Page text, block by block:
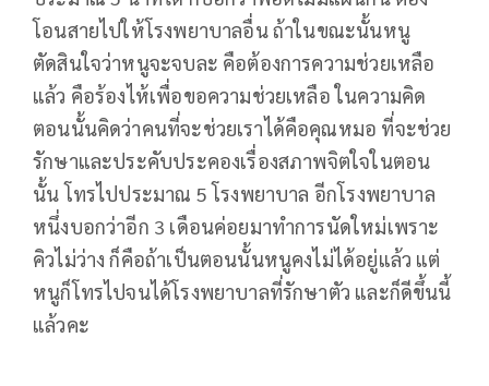
โอนสายไปให้โรงพยาบาลอื่น ถ้าในขณะนั้นหนู
ตัดสินใจว่าหนูจะจบละ คือต้องการความช่วยเหลือ
แล้ว คือร้องไห้เพื่อขอความช่วยเหลือ ในความคิด
ตอนนั้นคิดว่าคนที่จะช่วยเราได้คือคุณหมอ ที่จะช่วย
รักษาและประคับประคองเรื่องสภาพจิตใจในตอน
นั้น โทรไปประมาณ 5 โรงพยาบาล อีกโรงพยาบาล
หนึ่งบอกว่าอีก 3 เดือนค่อยมาทำการนัดใหม่เพราะ
คิวไม่ว่าง ก็คือถ้าเป็นตอนนั้นหนูคงไม่ได้อยู่แล้ว แต่
หนูก็โทรไปจนได้โรงพยาบาลที่รักษาตัว และก็ดีขึ้นนี้
แล้วคะ